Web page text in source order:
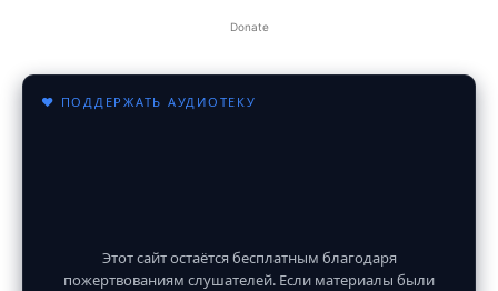
Donate
♥ ПОДДЕРЖАТЬ АУДИОТЕКУ
Этот сайт остаётся бесплатным благодаря
пожертвованиям слушателей. Если материалы были